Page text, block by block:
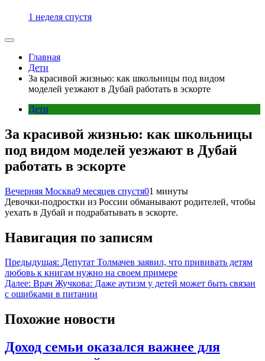
1 неделя спустя
Главная
Дети
За красивой жизнью: как школьницы под видом
моделей уезжают в Дубай работать в эскорте
Дети
За красивой жизнью: как школьницы
под видом моделей уезжают в Дубай
работать в эскорте
Вечерняя Москва9 месяцев спустя01 минуты
Девочки-подростки из России обманывают родителей, чтобы
уехать в Дубай и подрабатывать в эскорте.
Навигация по записям
Предыдущая: Депутат Толмачев заявил, что прививать детям
любовь к книгам нужно на своем примере
Далее: Врач Жучкова: Даже аутизм у детей может быть связан
с ошибками в питании
Похожие новости
Доход семьи оказался важнее для